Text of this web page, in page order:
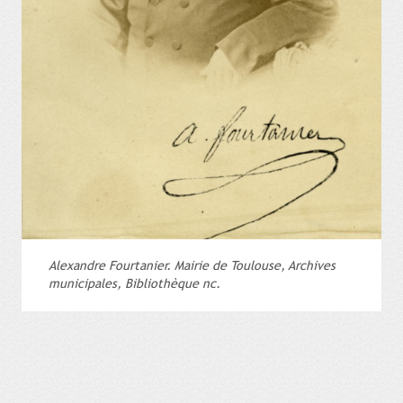
Alexandre Fourtanier. Mairie de Toulouse, Archives
municipales, Bibliothèque nc.